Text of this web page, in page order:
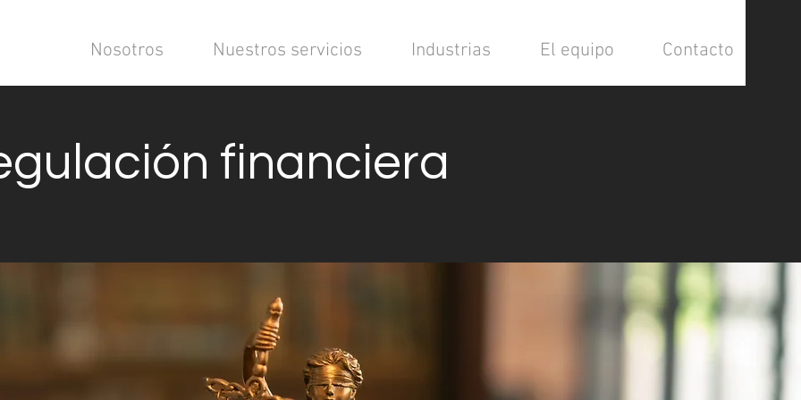
Nosotros Nuestros servicios Industrias El equipo Contacto
financiera